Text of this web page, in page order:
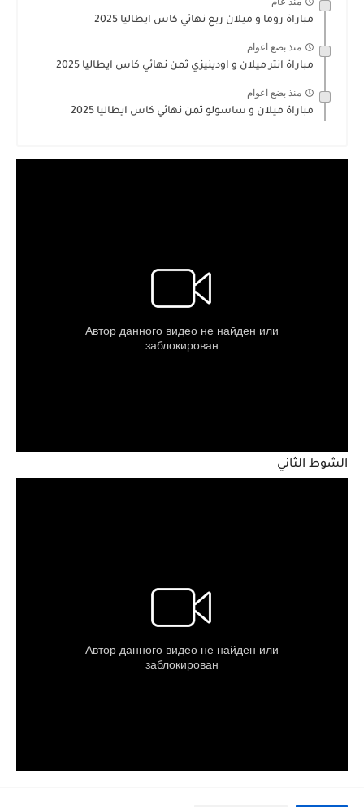
مباراة روما و ميلان ربع نهائي كاس ايطاليا 2025
منذ بضع اعوام
مباراة انتر ميلان و اودينيزي ثمن نهائي كاس ايطاليا 2025
منذ بضع اعوام
مباراة ميلان و ساسولو ثمن نهائي كاس ايطاليا 2025
الشوط الثاني